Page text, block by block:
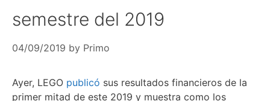
semestre del 2019
04/09/2019 by Primo
Ayer, LEGO publicó sus resultados financieros de la
primer mitad de este 2019 y muestra como los